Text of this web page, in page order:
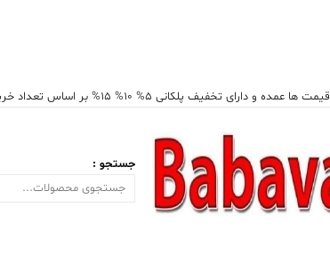
قیمت ها عمده و دارای تخفیف پلکانی 5% 10% 15% بر اساس تعداد خرید میباشد
جستجو :